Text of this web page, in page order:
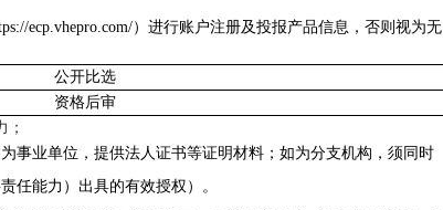
ecp.vhepro.com/）进行账户注册及投报产品信息，否则视为无
公开比选
资格后审
；
事业单位，提供法人证书等证明材料；如为分支机构，须同时
任能力）出具的有效授权）。